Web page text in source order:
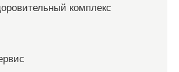
комплекс